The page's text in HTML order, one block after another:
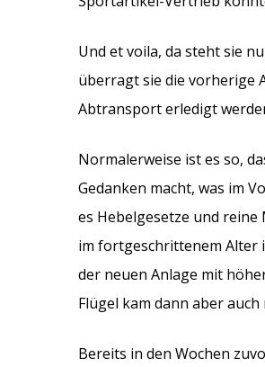
Und et voila, da steht sie
überragt sie die vorherige
Abtransport erledigt
Normalerweise ist es so,
Gedanken macht, was im
es Hebelgesetze und
im fortgeschrittenem Alter
der neuen Anlage mit
Flügel kam dann aber
Bereits in den Wochen